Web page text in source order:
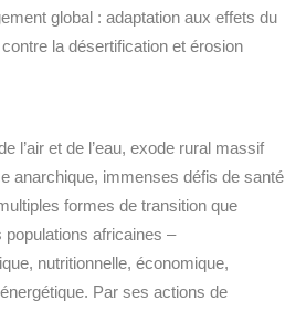
global : adaptation aux effets du
la désertification et érosion
l’air et de l’eau, exode rural massif
anarchique, immenses défis de santé
formes de transition que
africaines –
nutritionnelle, économique,
Par ses actions de